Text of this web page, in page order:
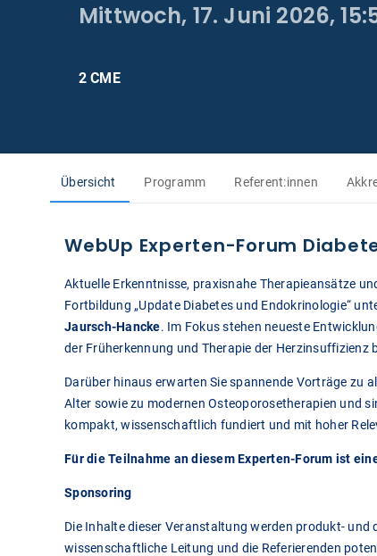
Mittwoch, 17. Juni 2026,
2 CME
Übersicht Programm Referent:innen
WebUp Experten-Forum
Aktuelle Erkenntnisse, praxisnahe Therapieansätze
Fortbildung „Update Diabetes und Endokrinologie“
Jaursch-Hancke. Im Fokus stehen neueste
der Früherkennung und Therapie der Herzinsuffizienz
Darüber hinaus erwarten Sie spannende Vorträge zu
Alter sowie zu modernen Osteoporosetherapien und
kompakt, wissenschaftlich fundiert und mit hoher
Für die Teilnahme an diesem Experten-Forum ist
Sponsoring
Die Inhalte dieser Veranstaltung werden produkt-
wissenschaftliche Leitung und die Referierenden